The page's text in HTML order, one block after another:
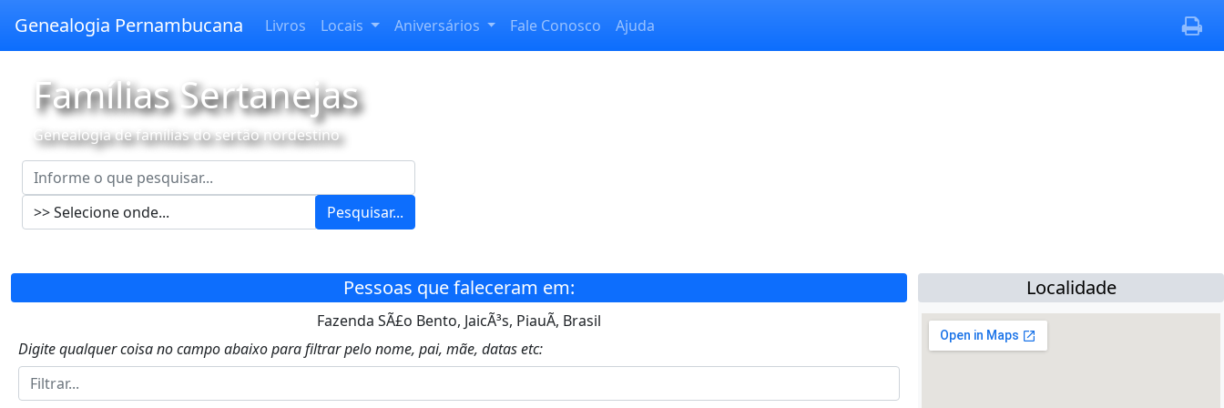
Genealogia Pernambucana Livros Locais Aniversários Fale Conosco Ajuda
Famílias Sertanejas
Genealogia de famílias do sertão nordestino
Pesquisar...
Pessoas que faleceram em:
Fazenda SÃ£o Bento, JaicÃ³s, PiauÃ­, Brasil
Digite qualquer coisa no campo abaixo para filtrar pelo nome, pai, mãe, datas etc:
Localidade